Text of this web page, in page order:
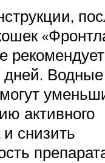
дней. Водные
активного
снизить